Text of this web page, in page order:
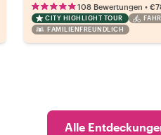
108 Bewertungen •
CITY HIGHLIGHT TOUR
FAMILIENFREUNDLICH
Alle